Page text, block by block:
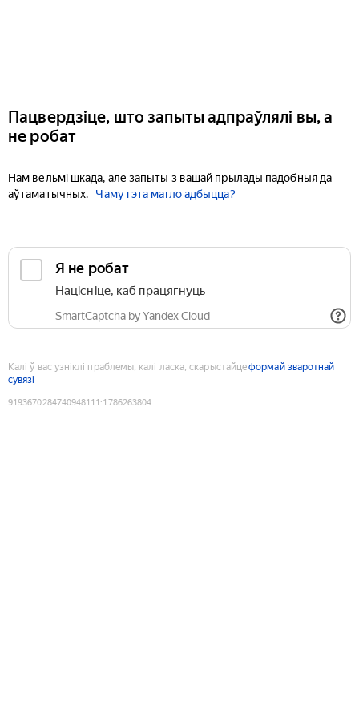
Пацвердзіце, што запыты адпраўлялі вы, а
не робат
Нам вельмі шкада, але запыты з вашай прылады падобныя да
аўтаматычных.
Чаму гэта магло адбыцца?
Я не робат
Націсніце, каб працягнуць
SmartCaptcha by Yandex Cloud
Калі ў вас узніклі праблемы, калі ласка, скарыстайцеформай зваротнай
сувязі
9193670284740948111 :1786263804